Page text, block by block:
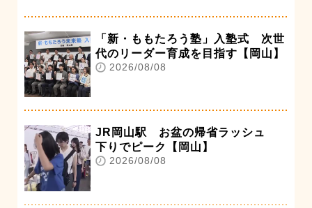
「新・ももたろう塾」入塾式 次世
代のリーダー育成を目指す【岡山】
2026/08/08
JR岡山駅 お盆の帰省ラッシュ
下りでピーク【岡山】
2026/08/08